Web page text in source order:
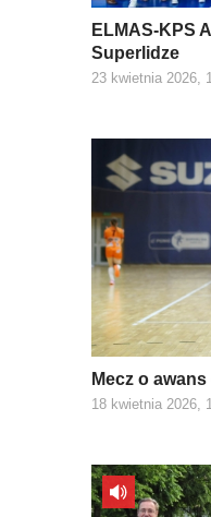
ELMAS-KPS
Superlidze
23 kwietnia 2026,
Mecz o
18 kwietnia 2026,